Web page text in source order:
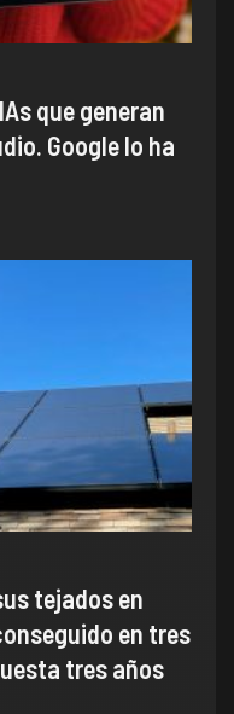
que generan
Google lo ha
tejados en
en tres
tres años